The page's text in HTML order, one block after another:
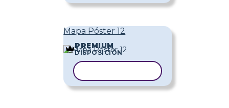
Mapa Póster 12
PREMIUM
DISPOSICIÓN